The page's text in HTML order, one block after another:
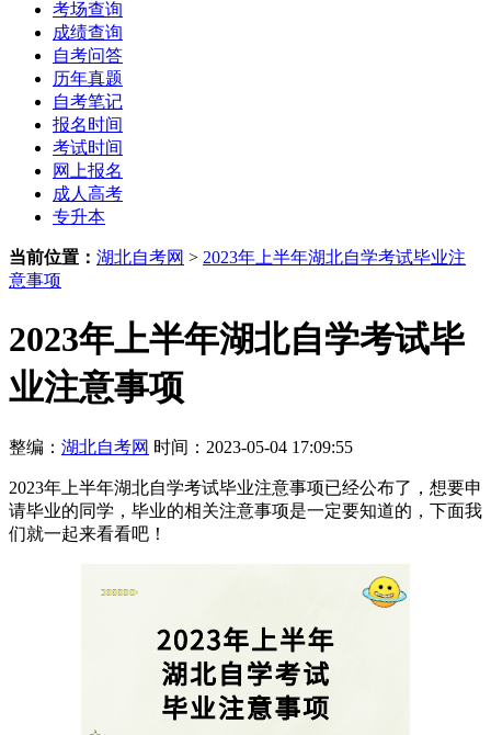
考场查询
成绩查询
自考问答
历年真题
自考笔记
报名时间
考试时间
网上报名
成人高考
专升本
当前位置： 湖北自考网 > 2023年上半年湖北自学考试毕业注
意事项
2023年上半年湖北自学考试毕
业注意事项
整编： 湖北自考网 时间：2023-05-04 17:09:55
2023年上半年湖北自学考试毕业注意事项已经公布了，想要申
请毕业的同学，毕业的相关注意事项是一定要知道的，下面我
们就一起来看看吧！